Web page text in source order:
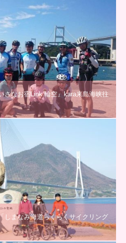
さなお宿Link 輪空』kara来島海峡往
しまなみ海道らくらくサイクリング